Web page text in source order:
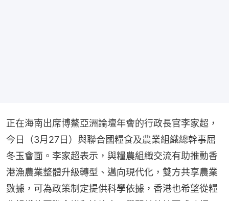
正在海南出席博鰲亞洲論壇年會的行政長官李家超，
今日（3月27日）與聯合國糧食及農業組織總幹事屈
冬玉會面。李家超表示，與糧農組織交流有助推動香
港漁農業整體升級轉型、邁向現代化，雙方共享農業
數據，可為政策制定提供科學依據，香港也希望從糧